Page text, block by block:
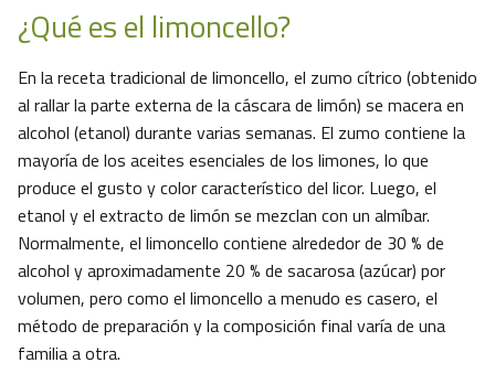
¿Qué es el limoncello?
En la receta tradicional de limoncello, el zumo cítrico (obtenido
al rallar la parte externa de la cáscara de limón) se macera en
alcohol (etanol) durante varias semanas. El zumo contiene la
mayoría de los aceites esenciales de los limones, lo que
produce el gusto y color característico del licor. Luego, el
etanol y el extracto de limón se mezclan con un almíbar.
Normalmente, el limoncello contiene alrededor de 30 % de
alcohol y aproximadamente 20 % de sacarosa (azúcar) por
volumen, pero como el limoncello a menudo es casero, el
método de preparación y la composición final varía de una
familia a otra.